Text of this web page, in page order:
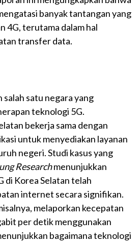
banyak tantangan yang
4G, terutama dalam hal
transfer data.
salah satu negara yang
teknologi 5G.
bekerja sama dengan
untuk menyediakan layanan
negeri. Studi kasus yang
Researchmenunjukkan
di Korea Selatan telah
internet secara signifikan.
melaporkan kecepatan
per detik menggunakan
bagaimana teknologi